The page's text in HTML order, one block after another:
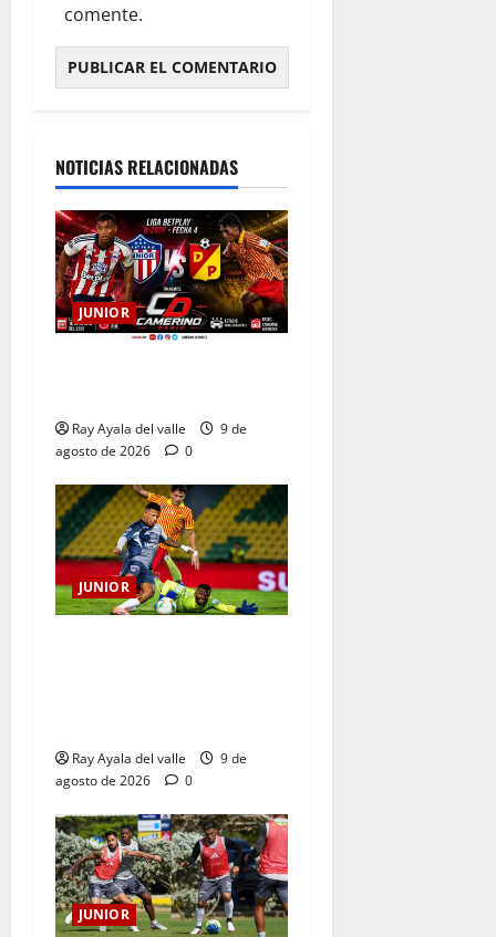
comente.
NOTICIAS RELACIONADAS
JUNIOR
Ray Ayala del valle
9 de
agosto de 2026
0
JUNIOR
Ray Ayala del valle
9 de
agosto de 2026
0
JUNIOR